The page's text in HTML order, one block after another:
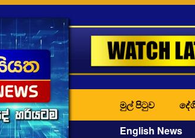
මුල් පිටුව
English News